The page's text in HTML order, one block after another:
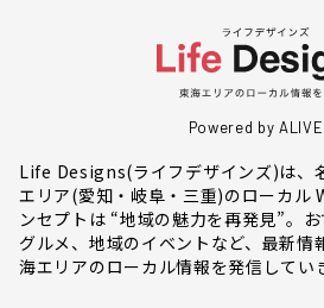
Powered by ALIVE
Life Designs(ライフデザインズ)は、
エリア(愛知・岐阜・三重)のローカル
ンセプトは “地域の魅力を再発見”。
グルメ、地域のイベントなど、最新情
海エリアのローカル情報を発信してい